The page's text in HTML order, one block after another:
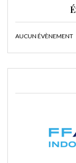
AUCUN ÉVÈNEMENT